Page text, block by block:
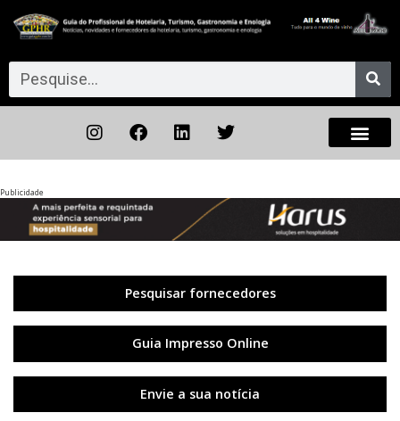
Publicidade
Pesquisar fornecedores
Guia Impresso Online
Envie a sua notícia